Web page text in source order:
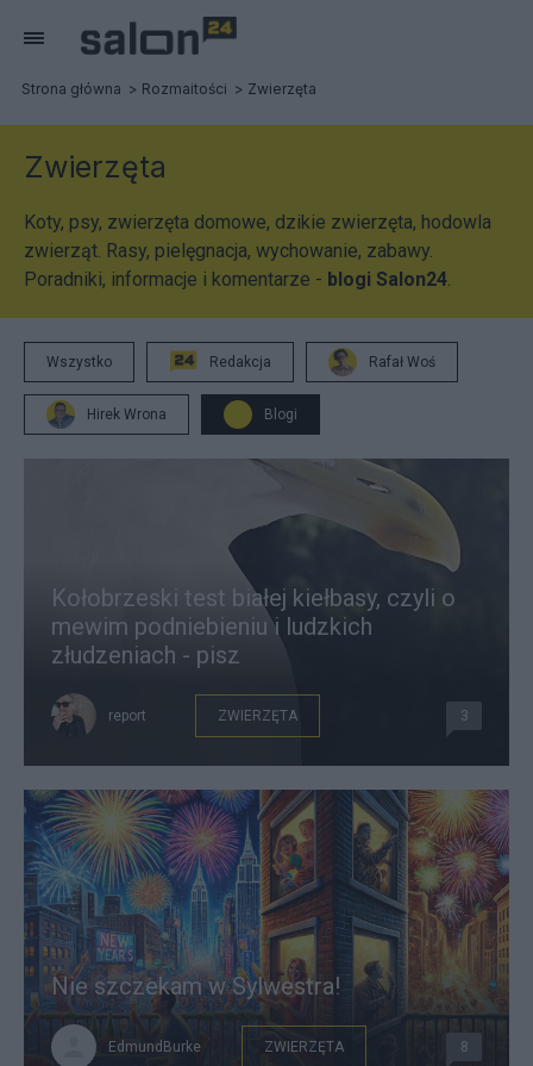
Strona główna Rozmaitości Zwierzęta
Zwierzęta
Koty, psy, zwierzęta domowe, dzikie zwierzęta, hodowla
zwierząt. Rasy, pielęgnacja, wychowanie, zabawy.
Poradniki, informacje i komentarze - blogi Salon24.
Wszystko Redakcja Rafał Woś
Hirek Wrona Blogi
Kołobrzeski test białej kiełbasy, czyli o
mewim podniebieniu i ludzkich
złudzeniach - pisz
report ZWIERZĘTA 3
Nie szczekam w Sylwestra!
EdmundBurke ZWIERZĘTA 8